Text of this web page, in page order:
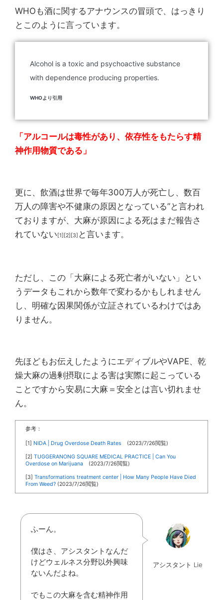
WHOも酒に関するアナウンスの冒頭で、はっきり
とこのように言っています。
Alcohol is a toxic and psychoactive substance
with dependence producing properties.
WHOより引用
「アルコールは毒性があり、依存性をもたらす精
神作用物質である」
更に、飲酒は世界で毎年300万人が死亡し、数百
万人の障害や不健康の原因となっている”と言われ
ておりますが、大麻が原因による死はまだ報告さ
れていない [1][2][3] と言います。
ただし、この「大麻による死亡者がいない」とい
うデータもこれから数年で変わるかもしれません
し、明確な因果関係が立証されているわけではあ
りません。
先ほどもお伝えしたようにエディブルやVAPE、乾
燥大麻の過剰摂取による害は実際に起こっている
ことですから安易に大麻＝安全とは言い切れませ
ん。
参考：
[1] NIDA | Drug Overdose Death Rates (2023/7/26閲覧)
[2] TUGGERANONG SQUARE MEDICAL PRACTICE | Can You
Overdose on Marijuana (2023/7/26閲覧)
[3] Transformations treatment center | How Many People Have Died
From Weed? (2023/7/26閲覧)
ふーん。
僕はさ、アシスタントなんだ
けどウェルネス分野以外興味
ないんだよね。
でもこの大麻を含む精神作用
アシスタント Lie